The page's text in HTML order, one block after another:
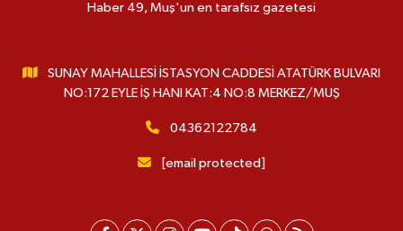
Haber 49, Muş'un en tarafsız gazetesi
SUNAY MAHALLESİ İSTASYON CADDESİ ATATÜRK BULVARI
NO:172 EYLE İŞ HANI KAT:4 NO:8 MERKEZ/MUŞ
04362122784
[email protected]